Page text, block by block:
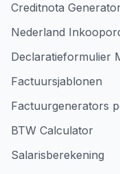
Creditnota
Nederland
Declaratieformulier
Factuursjablonen
Factuurgenerators
BTW Calculator
Salarisberekening